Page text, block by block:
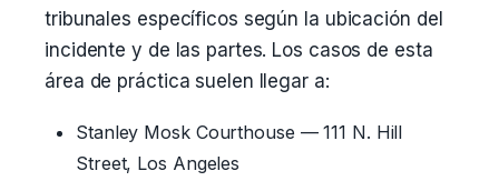
tribunales específicos según la ubicación del
incidente y de las partes. Los casos de esta
área de práctica suelen llegar a:
Stanley Mosk Courthouse — 111 N. Hill
Street, Los Angeles